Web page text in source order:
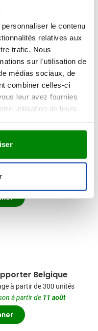
le contenu
relatives aux
trafic. Nous
sur l'utilisation de
médias sociaux, de
combiner celles-ci
leur avez fournies
utilisation de leurs
avec cordon
à partir de 480 unités
à partir de14 août
de Supporter Flag
à partir de
Belgique
à partir de 300 unités
à partir de 11 août